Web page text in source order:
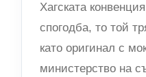
Хагската
спогодба, то той
като оригинал с
министерство на